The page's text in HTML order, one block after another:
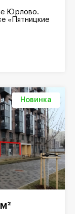
Юрлово.
«Пятницкие
Новинка